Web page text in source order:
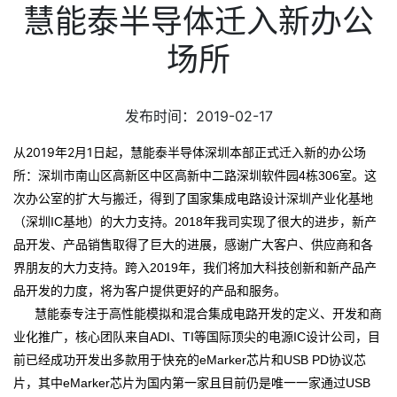
慧能泰半导体迁入新办公
场所
发布时间：2019-02-17
从2019年2月1日起，慧能泰半导体深圳本部正式迁入新的办公场
所： 深圳市南山区高新区中区高新中二路深圳软件园4栋306室。这
次办公室的扩大与搬迁，得到了国家集成电路设计深圳产业化基地
（深圳IC基地）的大力支持。2018年我司实现了很大的进步，新产
品开发、产品销售取得了巨大的进展，感谢广大客户、供应商和各
界朋友的大力支持。跨入2019年，我们将加大科技创新和新产品产
品开发的力度，将为客户提供更好的产品和服务。
慧能泰专注于高性能模拟和混合集成电路开发的定义、开发和商
业化推广，核心团队来自ADI、TI等国际顶尖的电源IC设计公司，目
前已经成功开发出多款用于快充的eMarker芯片和USB PD协议芯
片，其中eMarker芯片为国内第一家且目前仍是唯一一家通过USB